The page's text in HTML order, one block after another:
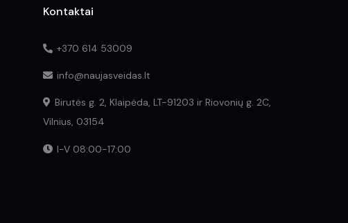
Kontaktai
+370 614 53009
info@naujasveidas.lt
Birutės g. 2, Klaipėda, LT-91203 ir Riovonių g. 2C,
Vilnius, 03154
I-V 08:00-17:00